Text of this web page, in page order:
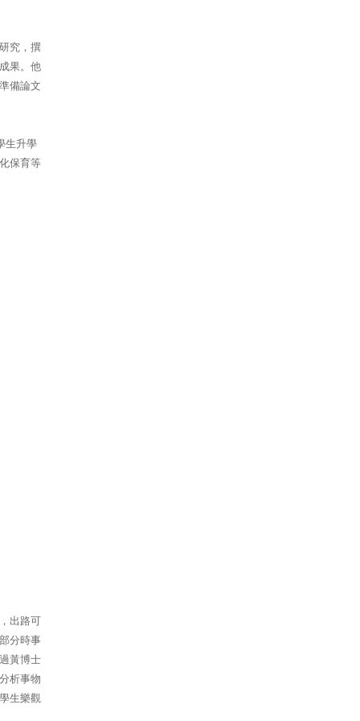
究，撰
果。他
備論文
生升學
保育等
出路可
分時事
黃博士
析事物
生樂觀